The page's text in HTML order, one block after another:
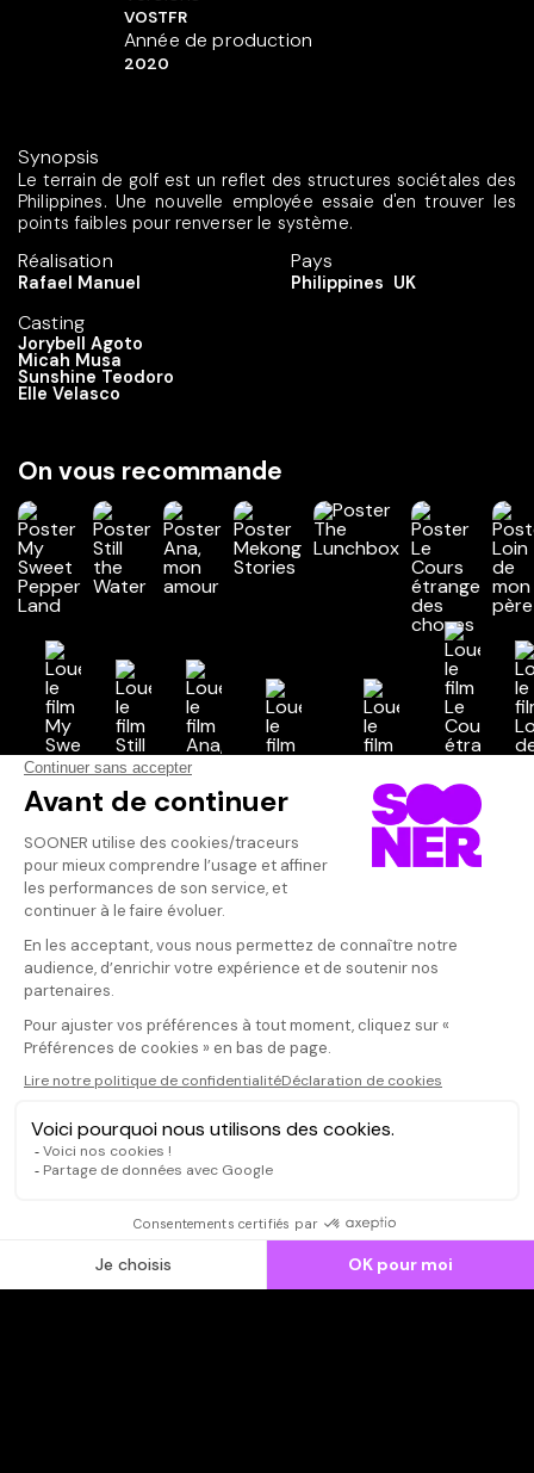
VOSTFR
Année de production
2020
Synopsis
Le terrain de golf est un reflet des structures sociétales des
Philippines. Une nouvelle employée essaie d'en trouver les
points faibles pour renverser le système.
Réalisation
Rafael Manuel
Casting
Jorybell Agoto
Micah Musa
Sunshine Teodoro
Elle Velasco
Pays
Philippines UK
On vous recommande
Vos avis
Donnez votre avis
Votre note
Votre commentaire
Il faut vous connecter pour
publier un avis
CONNEXION
Qui sommes-nous ?